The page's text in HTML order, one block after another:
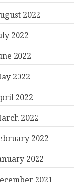
2022
2022
2022
2022
2022
2022
2022
2022
2021